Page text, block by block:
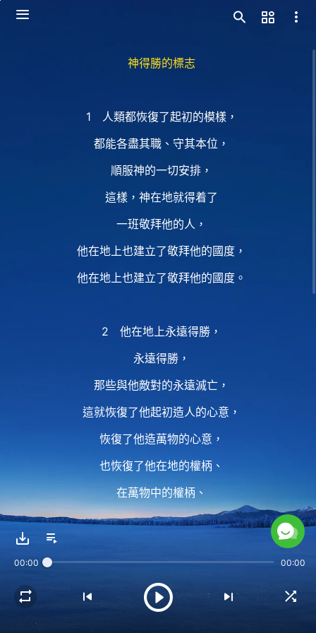
神得勝的標志
1 人類都恢復了起初的模樣，
都能各盡其職、守其本位，
順服神的一切安排，
這樣，神在地就得着了
一班敬拜他的人，
他在地上也建立了敬拜他的國度，
他在地上也建立了敬拜他的國度。
2 他在地上永遠得勝，
永遠得勝，
那些與他敵對的永遠滅亡，
這就恢復了他起初造人的心意，
恢復了他造萬物的心意，
也恢復了他在地的權柄、
在萬物中的權柄、
在仇敵中間的權柄，
3 從此人類便進入安息之中，
00:00 00:00